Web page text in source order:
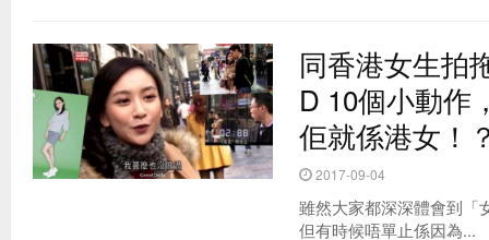
同香港女生拍
D 10個小動作
佢就係港女！
2017-09-04
雖然大家都深深體會到「
但有時候唔單止係因為...